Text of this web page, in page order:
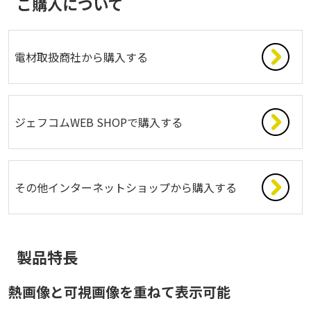
電材取扱商社から購入する
ジェフコムWEB SHOPで購入する
その他インターネットショップから購入する
製品特長
熱画像と可視画像を重ねて表示可能